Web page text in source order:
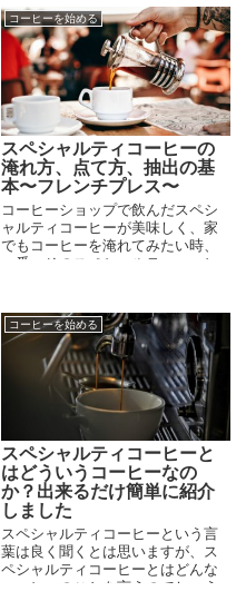
すのでわかりやすいです。
コーヒーを始める
スペシャルティコーヒーの
淹れ方、点て方、抽出の基
本〜フレンチプレス〜
コーヒーショップで飲んだスペシ
ャルティコーヒーが美味しく、家
でもコーヒーを淹れてみたい時、
一番、そのスペシャルティコーヒ
ス(コーヒープレス)です。
コーヒーを始める
スペシャルティコーヒーと
はどういうコーヒーなの
か？出来るだけ簡単に紹介
しました
スペシャルティコーヒーという言
葉は良く聞くとは思いますが、ス
ペシャルティコーヒーとはどんな
コーヒーのことを言うのでしょう